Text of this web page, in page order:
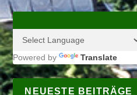
Powered by Translate
NEUESTE BEITRÄGE